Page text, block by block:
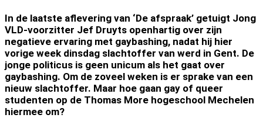
In de laatste aflevering van ‘De afspraak’ getuigt Jong
VLD-voorzitter Jef Druyts openhartig over zijn
negatieve ervaring met gaybashing, nadat hij hier
vorige week dinsdag slachtoffer van werd in Gent. De
jonge politicus is geen unicum als het gaat over
gaybashing. Om de zoveel weken is er sprake van een
nieuw slachtoffer. Maar hoe gaan gay of queer
studenten op de Thomas More hogeschool Mechelen
hiermee om?